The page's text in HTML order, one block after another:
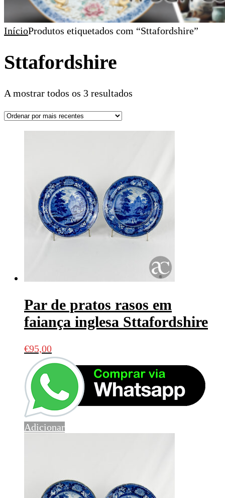
InícioProdutos etiquetados com “Sttafordshire”
Sttafordshire
A mostrar todos os 3 resultados
Par de pratos rasos em
faiança inglesa Sttafordshire
€95,00
Adicionar